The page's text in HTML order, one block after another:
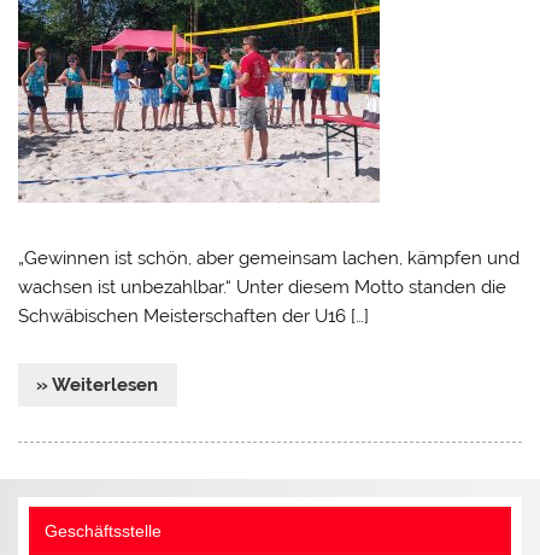
„Gewinnen ist schön, aber gemeinsam lachen, kämpfen und
wachsen ist unbezahlbar.“ Unter diesem Motto standen die
Schwäbischen Meisterschaften der U16 […]
» Weiterlesen
Geschäftsstelle